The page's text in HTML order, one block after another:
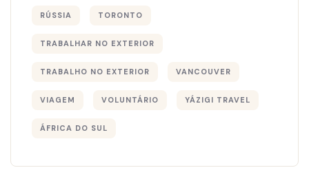
RÚSSIA TORONTO
TRABALHAR NO EXTERIOR
TRABALHO NO EXTERIOR VANCOUVER
VIAGEM VOLUNTÁRIO YÁZIGI TRAVEL
ÁFRICA DO SUL